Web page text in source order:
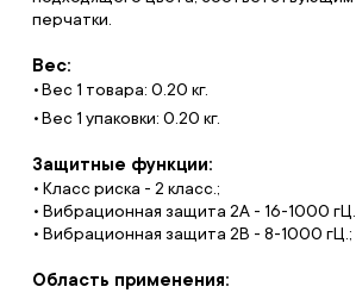
перчатки.
Вес:
Вес 1 товара: 0.20 кг.
Вес 1 упаковки: 0.20 кг.
Защитные функции:
• Класс риска - 2 класс.;
• Вибрационная защита 2А - 16-1000
• Вибрационная защита 2B - 8-1000 гЦ.;
Область применения: